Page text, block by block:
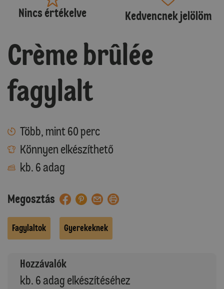
Nincs értékelve Kedvencnek jelölöm
Crème brûlée
fagylalt
Több, mint 60 perc
Könnyen elkészíthető
kb. 6 adag
Megosztás
Fagylaltok Gyerekeknek
Hozzávalók
kb. 6 adag elkészítéséhez